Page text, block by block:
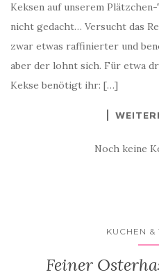
Keksen auf unserem
nicht gedacht… Versucht das
zwar etwas raffinierter und
aber der lohnt sich. Für etwa
Kekse benötigt ihr: […]
Noch keine
KUCHEN &
Feiner